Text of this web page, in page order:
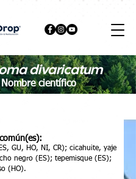
divaricatum
Nombre científico
GU, HO, NI, CR); cicahuite, yaje
negro (ES); tepemisque (ES);
(HO).